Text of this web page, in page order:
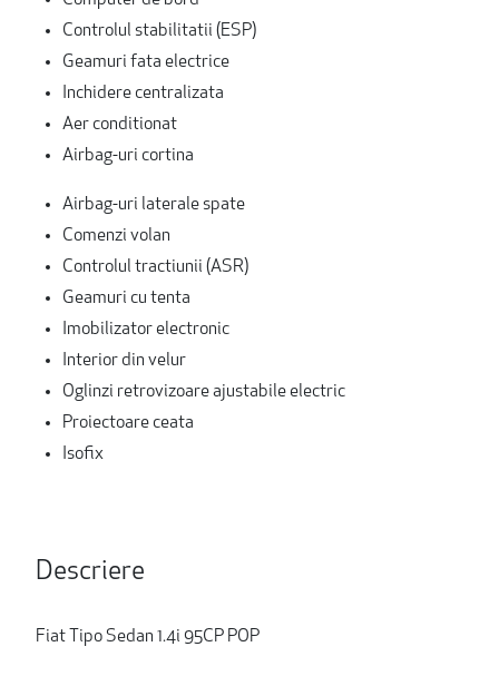
Controlul stabilitatii (ESP)
Geamuri fata electrice
Inchidere centralizata
Aer conditionat
Airbag-uri cortina
Airbag-uri laterale spate
Comenzi volan
Controlul tractiunii (ASR)
Geamuri cu tenta
Imobilizator electronic
Interior din velur
Oglinzi retrovizoare ajustabile electric
Proiectoare ceata
Isofix
Descriere
Fiat Tipo Sedan 1.4i 95CP POP